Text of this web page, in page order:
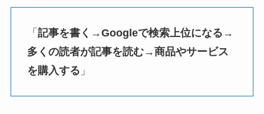
「 記事を書く→Googleで検索上位になる→
多くの読者が記事を読む→商品やサービス
を購入する 」